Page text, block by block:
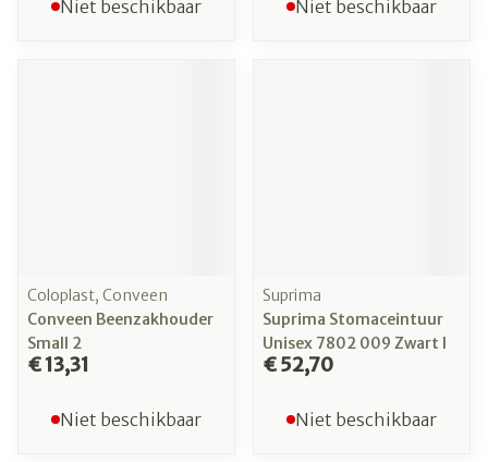
Niet beschikbaar Niet beschikbaar
Coloplast, Conveen
Conveen Beenzakhouder
Small 2
€ 13,31
Niet beschikbaar
Suprima
Suprima Stomaceintuur
Unisex 7802 009 Zwart l
€ 52,70
Niet beschikbaar